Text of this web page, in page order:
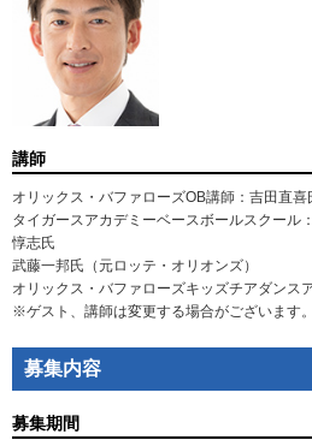
講師
オリックス・バファローズOB講師：吉田直
タイガースアカデミーベースボールスクール
惇志氏
武藤一邦氏（元ロッテ・オリオンズ）
オリックス・バファローズキッズチアダンス
※ゲスト、講師は変更する場合がございます。
募集内容
募集期間